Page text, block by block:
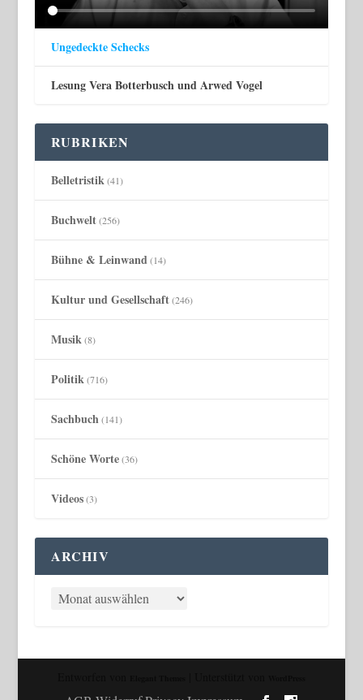
Ungedeckte Schecks
Lesung Vera Botterbusch und Arwed Vogel
RUBRIKEN
Belletristik (41)
Buchwelt(256)
Bühne & Leinwand (14)
Kultur und Gesellschaft(246)
Musik (8)
Politik (716)
Sachbuch (141)
Schöne Worte(36)
Videos(3)
ARCHIV